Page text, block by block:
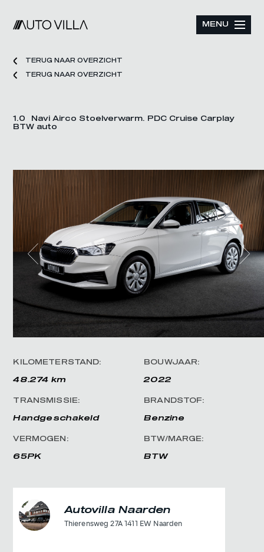
MENU
TERUG NAAR OVERZICHT
TERUG NAAR OVERZICHT
1.0 Navi Airco Stoelverwarm. PDC Cruise Carplay
BTW auto
KILOMETERSTAND:
48.274 km
BOUWJAAR:
2022
TRANSMISSIE:
Handgeschakeld
BRANDSTOF:
Benzine
VERMOGEN:
65PK
BTW/MARGE:
BTW
Autovilla Naarden
Thierensweg 27A 1411 EW Naarden